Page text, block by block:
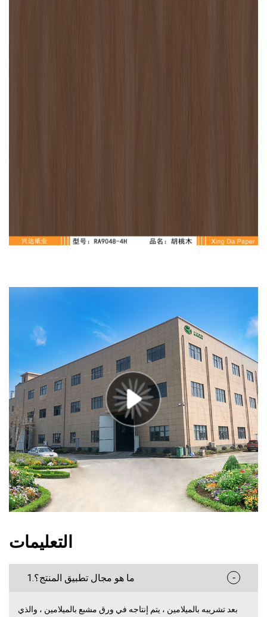
التعليمات
1.ما هو مجال تطبيق المنتج؟ -
بعد تشريبه بالميلامين ، يتم إنتاجه في ورق مشبع بالميلامين ، والذي